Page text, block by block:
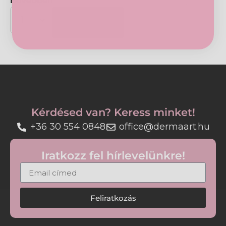
tisztító bázis nem szárítja a bőrt, ezért érzékeny
Rendszeres használatával a bőr tiszta, hidratált és
• Hidratálja és puhítja a bőrt
• Az egész család számára használható
• Segít megőrizni a bőr természetes egyensúlyát
Használat:
Vigye fel a nedves bőrre, habosítsa fel, majd
alaposan öblítse le. Használható naponta a fürdés
vagy zuhanyzás során.
Iratkozz fel hírlevelünkre!
Feliratkozás
Kérdésed van? Keress minket!
+36 30 554 0848 office@dermaart.hu